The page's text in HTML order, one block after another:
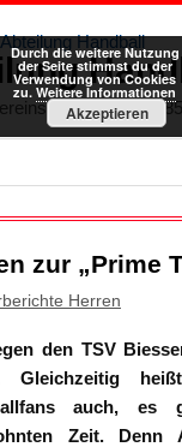
Memmingen
zur „Prime
Herren
den TSV
Gleichzeitig
auch, es
Zeit. Denn
Durch die weitere Nutzung
der Seite stimmst du der
Verwendung von Cookies
zu. Weitere Informationen
Akzeptieren